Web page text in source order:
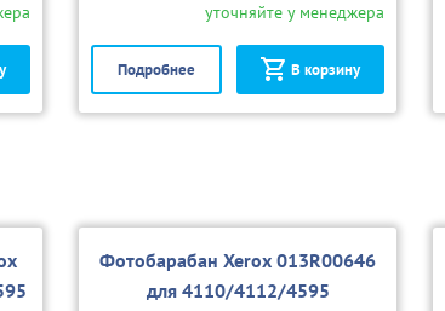
уточняйте у менеджера
Подробнее В корзину
Фотобарабан Xerox 013R00646
для 4110/4112/4595